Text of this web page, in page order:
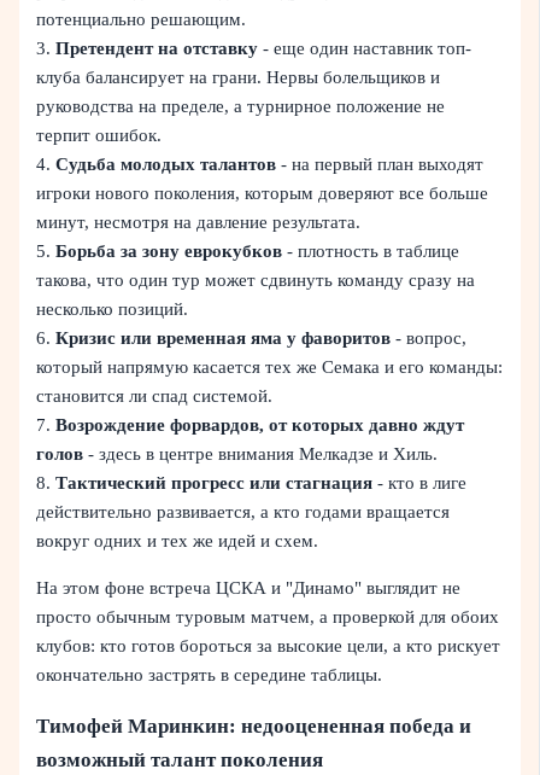
потенциально решающим.
3.Претендент на отставку - еще один наставник топ-
клуба балансирует на грани. Нервы болельщиков и
руководства на пределе, а турнирное положение не
терпит ошибок.
4.Судьба молодых талантов - на первый план выходят
игроки нового поколения, которым доверяют все больше
минут, несмотря на давление результата.
5.Борьба за зону еврокубков - плотность в таблице
такова, что один тур может сдвинуть команду сразу на
несколько позиций.
6.Кризис или временная яма у фаворитов - вопрос,
который напрямую касается тех же Семака и его команды:
становится ли спад системой.
7.Возрождение форвардов, от которых давно ждут
голов - здесь в центре внимания Мелкадзе и Хиль.
8.Тактический прогресс или стагнация - кто в лиге
действительно развивается, а кто годами вращается
вокруг одних и тех же идей и схем.
На этом фоне встреча ЦСКА и "Динамо" выглядит не
просто обычным туровым матчем, а проверкой для обоих
клубов: кто готов бороться за высокие цели, а кто рискует
окончательно застрять в середине таблицы.
Тимофей Маринкин: недооцененная победа и
возможный талант поколения